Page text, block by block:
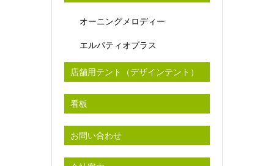
オーニングメロディー
エルパティオプラス
店舗用テント（デザインテント）
看板
お問い合わせ